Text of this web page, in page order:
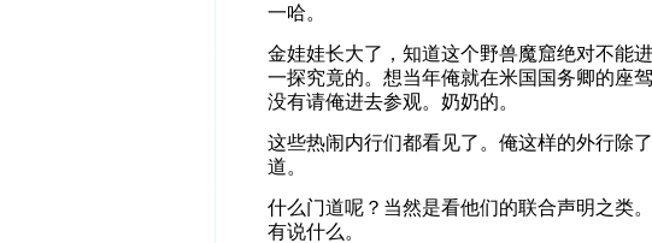
一哈。
金娃娃长大了，知道这个野兽魔窟绝对不能
一探究竟的。想当年俺就在米国国务卿的座
没有请俺进去参观。奶奶的。
这些热闹内行们都看见了。俺这样的外行除
道。
什么门道呢？当然是看他们的联合声明之类
有说什么。